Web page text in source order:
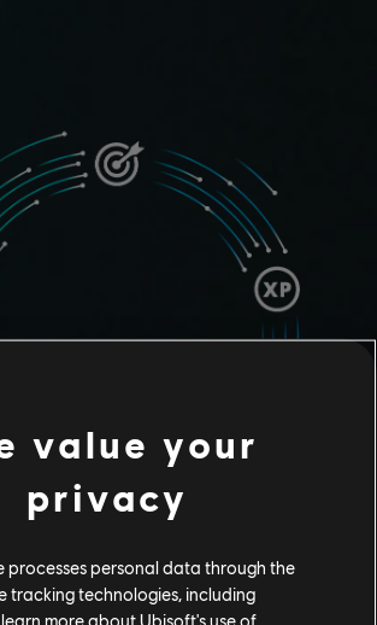
value your
privacy
processes personal data through the
tracking technologies, including
more about Ubisoft's use of